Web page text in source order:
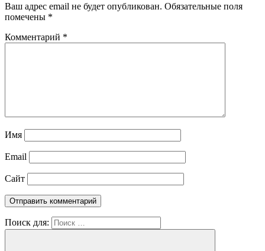
Ваш адрес email не будет опубликован. Обязательные поля
помечены *
Комментарий *
Имя
Email
Сайт
Поиск для: